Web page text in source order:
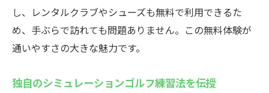
し、レンタルクラブやシューズも無料で利用できるた
め、手ぶらで訪れても問題ありません。この無料体験が
通いやすさの大きな魅力です。
独自のシミュレーションゴルフ練習法を伝授